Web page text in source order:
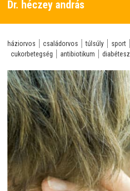
Dr. héczey andrás
háziorvos családorvos túlsúly sport
cukorbetegség
antibiotikum diabétesz